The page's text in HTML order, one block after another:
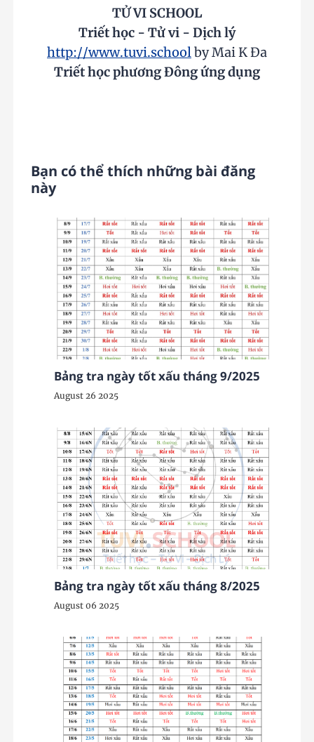
TỬ VI SCHOOL
Triết học - Tử vi - Dịch lý
http://www.tuvi.schoolby Mai K Đa
Triết học phương Đông ứng dụng
Bạn có thể thích những bài đăng
này
Bảng tra ngày tốt xấu tháng 9/2025
August 26 2025
Bảng tra ngày tốt xấu tháng 8/2025
August 06 2025